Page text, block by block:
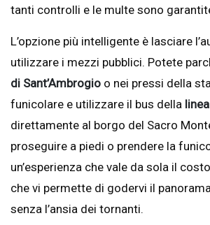
tanti controlli e le multe sono
L’opzione più intelligente è lasciare
utilizzare i mezzi pubblici. Potete
di Sant’Ambrogio o nei pressi della
funicolare e utilizzare il bus della
direttamente al borgo del Sacro
proseguire a piedi o prendere la
un’esperienza che vale da sola il
che vi permette di godervi il
senza l’ansia dei tornanti.